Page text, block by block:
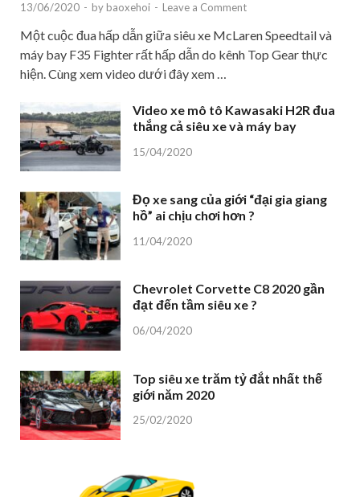
13/06/2020 - by baoxehoi - Leave a Comment
Một cuộc đua hấp dẫn giữa siêu xe McLaren Speedtail và
máy bay F35 Fighter rất hấp dẫn do kênh Top Gear thực
hiện. Cùng xem video dưới đây xem …
Video xe mô tô Kawasaki H2R đua
thắng cả siêu xe và máy bay
15/04/2020
Đọ xe sang của giới “đại gia giang
hồ” ai chịu chơi hơn ?
11/04/2020
Chevrolet Corvette C8 2020 gần
đạt đến tầm siêu xe ?
06/04/2020
Top siêu xe trăm tỷ đắt nhất thế
giới năm 2020
25/02/2020